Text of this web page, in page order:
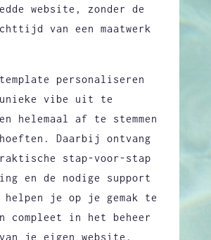
website, zonder de
van een maatwerk
personaliseren
unieke vibe uit te
helemaal af te stemmen
Daarbij ontvang
stap-voor-stap
en de nodige support
je op je gemak te
compleet in het beheer
je eigen website.